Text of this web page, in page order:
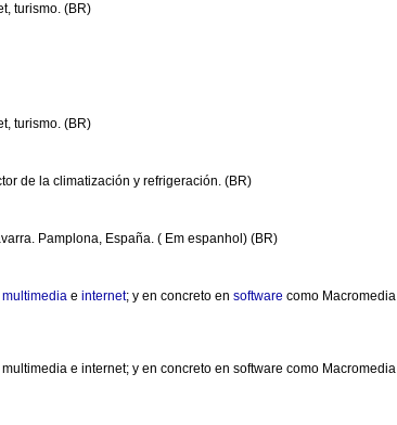
turismo. (BR)
turismo. (BR)
de la climatización y refrigeración. (BR)
Pamplona, España. ( Em espanhol) (BR)
multimedia e internet; y en concreto en software como Macromedia
e internet; y en concreto en software como Macromedia